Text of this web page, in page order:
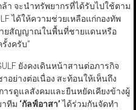
า จะนำทรัพยากรที่ได้รับไปใช้ตาม
ได้ให้ความช่วยเหลือแก่กองทัพ
ายสัญญาณในพื้นที่ชายแดนหรือ
งครับ”
ยังคงเดินหน้าสานต่อภารกิจ
ย่างต่อเนื่อง สะท้อนให้เห็นถึง
รดูแลสังคมและยืนหยัดเคียงข้างผู้
าทีม ‘กัลฟ์อาสา’ได้ร่วมกันจัดทำ